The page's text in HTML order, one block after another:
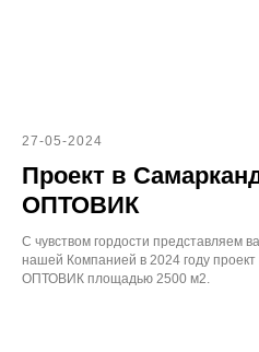
27-05-2024
Проект в
ОПТОВИК
С чувством гордости представляем
нашей Компанией в 2024 году
ОПТОВИК площадью 2500 м2.